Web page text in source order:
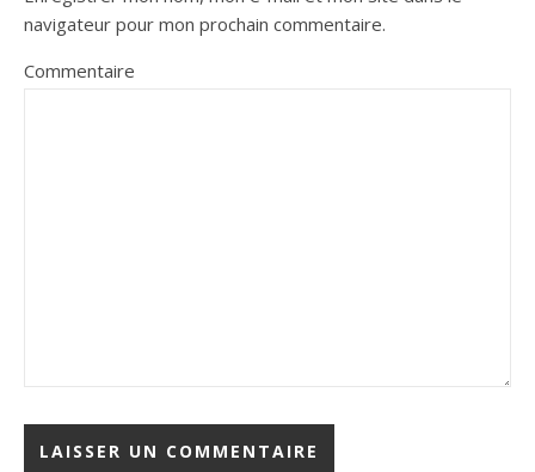
navigateur pour mon prochain commentaire.
Commentaire